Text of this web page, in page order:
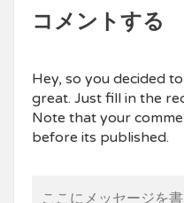
コメントする
Hey, so you decided
great. Just fill in the
Note that your
before its published.